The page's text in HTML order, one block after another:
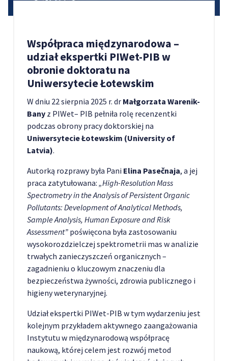
Współpraca międzynarodowa –
udział ekspertki PIWet-PIB w
obronie doktoratu na
Uniwersytecie Łotewskim
W dniu 22 sierpnia 2025 r. dr Małgorzata Warenik-
Bany z PIWet– PIB pełniła rolę recenzentki
podczas obrony pracy doktorskiej na
Uniwersytecie Łotewskim (University of
Latvia).
Autorką rozprawy była Pani Elina Pasečnaja, a jej
praca zatytułowana: „High-Resolution Mass
Spectrometry in the Analysis of Persistent Organic
Pollutants: Development of Analytical Methods,
Sample Analysis, Human Exposure and Risk
Assessment” poświęcona była zastosowaniu
wysokorozdzielczej spektrometrii mas w analizie
trwałych zanieczyszczeń organicznych –
zagadnieniu o kluczowym znaczeniu dla
bezpieczeństwa żywności, zdrowia publicznego i
higieny weterynaryjnej.
Udział ekspertki PIWet-PIB w tym wydarzeniu jest
kolejnym przykładem aktywnego zaangażowania
Instytutu w międzynarodową współpracę
naukową, której celem jest rozwój metod